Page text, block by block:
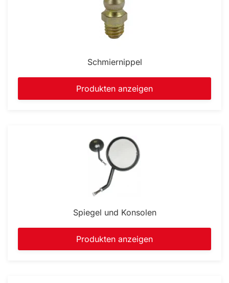
Schmiernippel
Produkten anzeigen
Spiegel und Konsolen
Produkten anzeigen